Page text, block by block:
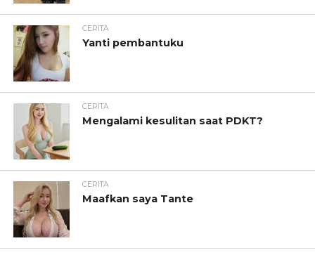
CERITA
Yanti pembantuku
CERITA
Mengalami kesulitan saat PDKT?
CERITA
Maafkan saya Tante